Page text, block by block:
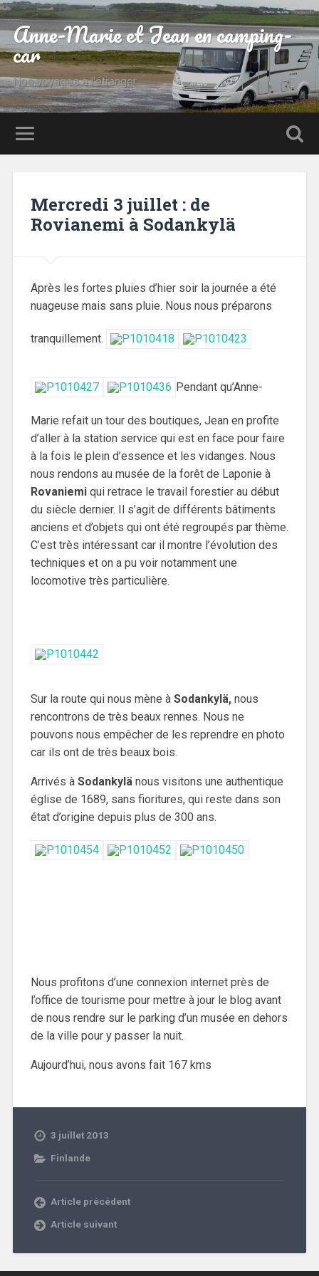
Anne-Marie et Jean en camping-
car
Nos voyages à l'étranger
Mercredi 3 juillet : de
Rovianemi à Sodankylä
Après les fortes pluies d’hier soir la journée a été
nuageuse mais sans pluie. Nous nous préparons
tranquillement.
Pendant qu’Anne-
Marie refait un tour des boutiques, Jean en profite
d’aller à la station service qui est en face pour faire
à la fois le plein d’essence et les vidanges. Nous
nous rendons au musée de la forêt de Laponie à
Rovaniemiqui retrace le travail forestier au début
du siècle dernier. Il s’agit de différents bâtiments
anciens et d’objets qui ont été regroupés par thème.
C’est très intéressant car il montre l’évolution des
techniques et on a pu voir notamment une
locomotive très particulière.
Sur la route qui nous mène à Sodankylä,nous
rencontrons de très beaux rennes. Nous ne
pouvons nous empêcher de les reprendre en photo
car ils ont de très beaux bois.
Arrivés à Sodankylä nous visitons une authentique
église de 1689, sans fioritures, qui reste dans son
état d’origine depuis plus de 300 ans.
Nous profitons d’une connexion internet près de
l’office de tourisme pour mettre à jour le blog avant
de nous rendre sur le parking d’un musée en dehors
de la ville pour y passer la nuit.
Aujourd’hui, nous avons fait 167 kms
3 juillet 2013
Finlande
Article précédent
Article suivant